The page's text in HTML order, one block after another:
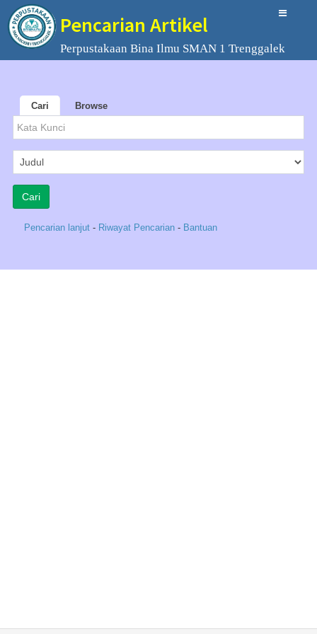
Pencarian Artikel
Perpustakaan Bina Ilmu SMAN 1 Trenggalek
Cari Browse
Pencarian lanjut - Riwayat Pencarian - Bantuan